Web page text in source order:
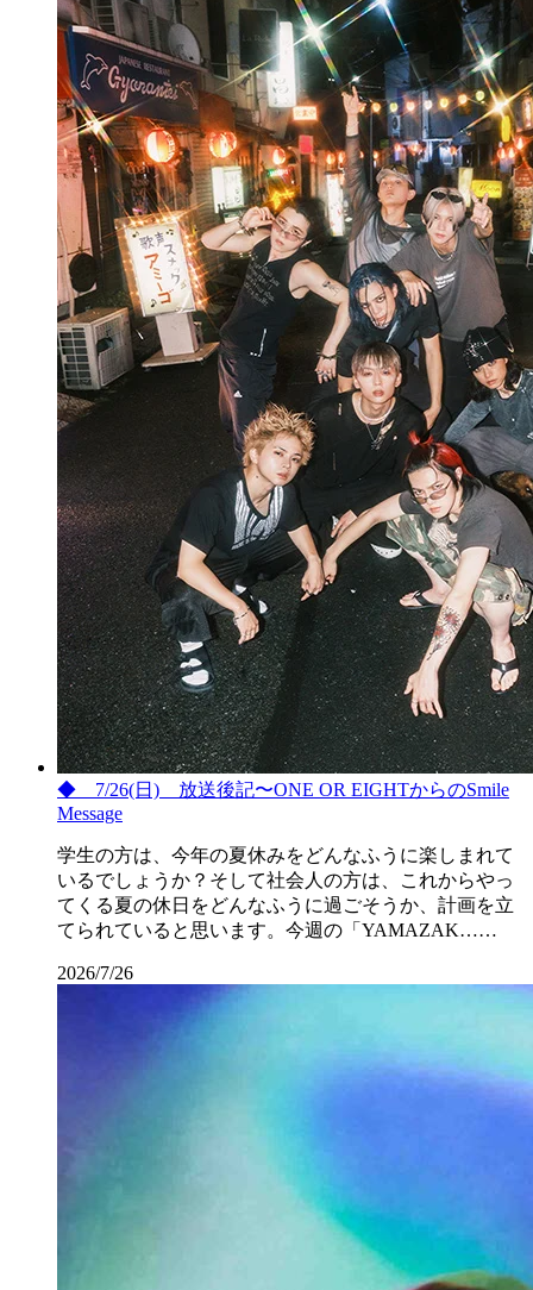
◆ 7/26(日) 放送後記〜ONE OR EIGHTからのSmile
Message
学生の方は、今年の夏休みをどんなふうに楽しまれて
いるでしょうか？そして社会人の方は、これからやっ
てくる夏の休日をどんなふうに過ごそうか、計画を立
てられていると思います。今週の「YAMAZAK……
2026/7/26